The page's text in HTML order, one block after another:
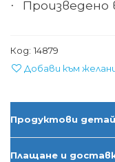
· Произведено
Код: 14879
Добави към
Продуктови
Плащане и